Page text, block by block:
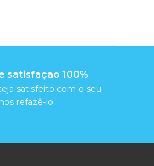
satisfação 100%
satisfeito com o seu
refazê-lo.